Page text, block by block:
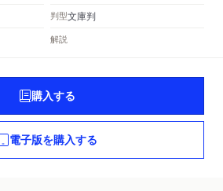
判型文庫判
解説
購入する
電子版を購入する